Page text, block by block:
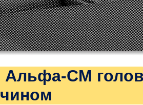
Альфа-CM
чином